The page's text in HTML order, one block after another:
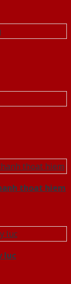
thoat hiem
luc